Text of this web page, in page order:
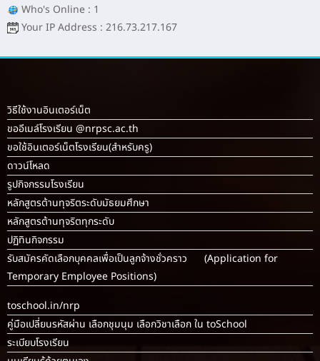
Total views : 208724
Who's Online : 1
วิธีใช้งานอินเตอร์เน็ต
ขออีเมล์โรงเรียน @nrpsc.ac.th
ขอใช้อินเตอร์เน็ตโรงเรียน(สำหรับครู)
ดาวน์โหลด
รูปกิจกรรมโรงเรียน
หลักสูตรต้านทุจริตระดับมัธยมศึกษา
หลักสูตรต้านทุจริตทุกระดับ
ปฏิทินกิจกรรม
รับสมัครคัดเลือกบุคคลเพื่อเป็นลูกจ้างชั่วคราว (Application for
Temporary Employee Positions)
toschool.in/nrp
คู่มือเปลี่ยนรหัสผ่าน เลือกชุมนุม เลือกวิชาเลือก ใน toSchool